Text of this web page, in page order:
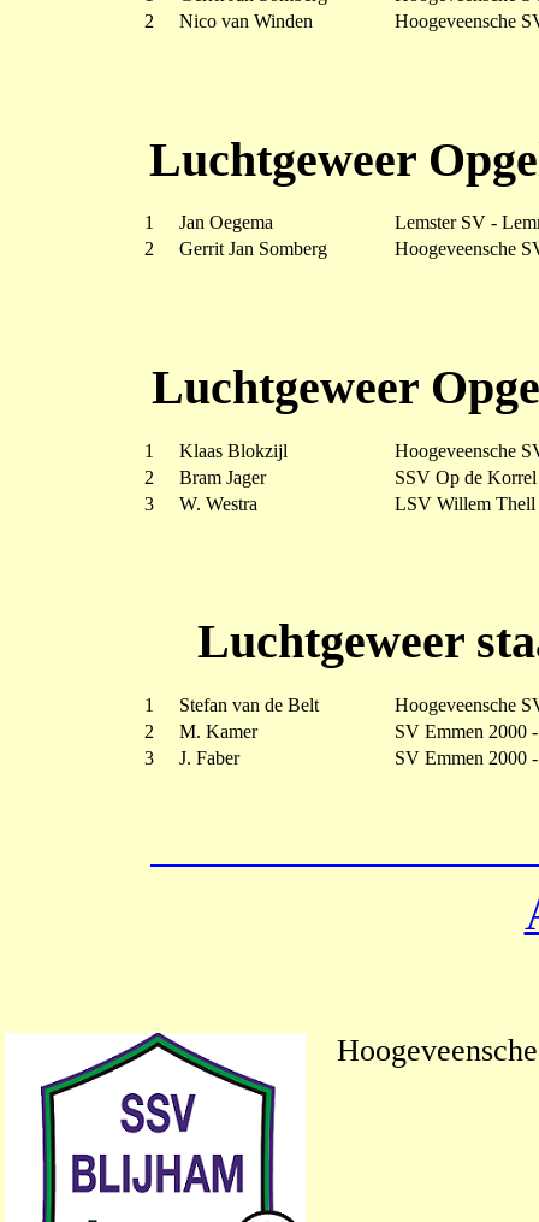
2
Nico van Winden Hoogeveensche
Luchtgeweer
1 Jan Oegema
Lemster SV -
2
Gerrit Jan Somberg Hoogeveensche
Luchtgeweer
1 Klaas Blokzijl
Hoogeveensche
2
Bram Jager
SSV Op de
3
W. Westra LSV Willem Thell
Luchtgeweer
1 Stefan van de Belt
Hoogeveensche
2
M. Kamer
SV Emmen 2000
3
J. Faber SV Emmen 2000